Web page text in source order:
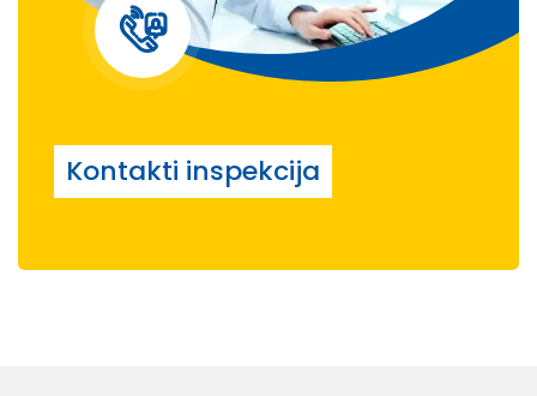
Kontakti inspekcija